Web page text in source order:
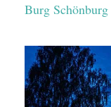
Burg Schönburg